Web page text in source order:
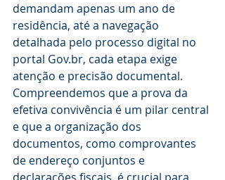
demandam apenas um ano de
residência, até a navegação
detalhada pelo processo digital no
portal Gov.br, cada etapa exige
atenção e precisão documental.
Compreendemos que a prova da
efetiva convivência é um pilar central
e que a organização dos
documentos, como comprovantes
de endereço conjuntos e